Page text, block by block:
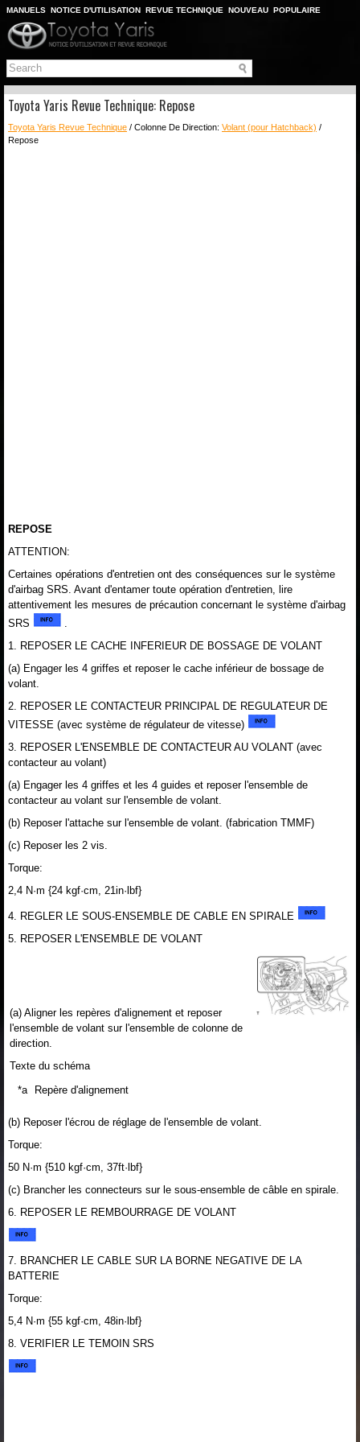
MANUELS NOTICE D'UTILISATION REVUE TECHNIQUE NOUVEAU POPULAIRE
PLAN DU SITE
CHERCHER
Toyota Yaris Revue Technique: Repose
Toyota Yaris Revue Technique / Colonne De Direction: Volant (pour Hatchback) /
Repose
REPOSE
ATTENTION:
Certaines opérations d'entretien ont des conséquences sur le système
d'airbag SRS. Avant d'entamer toute opération d'entretien, lire
attentivement les mesures de précaution concernant le système d'airbag
SRS
1. REPOSER LE CACHE INFERIEUR DE BOSSAGE DE VOLANT
(a) Engager les 4 griffes et reposer le cache inférieur de bossage de
volant.
2. REPOSER LE CONTACTEUR PRINCIPAL DE REGULATEUR DE
VITESSE (avec système de régulateur de vitesse)
3. REPOSER L'ENSEMBLE DE CONTACTEUR AU VOLANT (avec
contacteur au volant)
(a) Engager les 4 griffes et les 4 guides et reposer l'ensemble de
contacteur au volant sur l'ensemble de volant.
(b) Reposer l'attache sur l'ensemble de volant. (fabrication TMMF)
(c) Reposer les 2 vis.
Torque:
2,4 N·m {24 kgf·cm, 21in·lbf}
4. REGLER LE SOUS-ENSEMBLE DE CABLE EN SPIRALE
5. REPOSER L'ENSEMBLE DE VOLANT
(a) Aligner les repères d'alignement et reposer
l'ensemble de volant sur l'ensemble de colonne de
direction.
Texte du schéma
*a
Repère d'alignement
(b) Reposer l'écrou de réglage de l'ensemble de volant.
Torque:
50 N·m {510 kgf·cm, 37ft·lbf}
(c) Brancher les connecteurs sur le sous-ensemble de câble en spirale.
6. REPOSER LE REMBOURRAGE DE VOLANT
7. BRANCHER LE CABLE SUR LA BORNE NEGATIVE DE LA
BATTERIE
Torque:
5,4 N·m {55 kgf·cm, 48in·lbf}
8. VERIFIER LE TEMOIN SRS